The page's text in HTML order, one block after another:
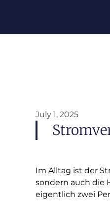
July 1, 2025
Im Alltag ist der
sondern auch die
eigentlich zwei